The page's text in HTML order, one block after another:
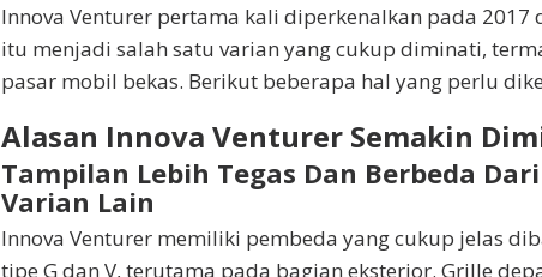
Innova Venturer pertama kali diperkenalkan pada 2017
itu menjadi salah satu varian yang cukup diminati,
pasar mobil bekas. Berikut beberapa hal yang perlu
Alasan Innova Venturer Semakin
Tampilan Lebih Tegas Dan Berbeda Dari
Varian Lain
Innova Venturer memiliki pembeda yang cukup jelas
tipe G dan V, terutama pada bagian eksterior. Grille